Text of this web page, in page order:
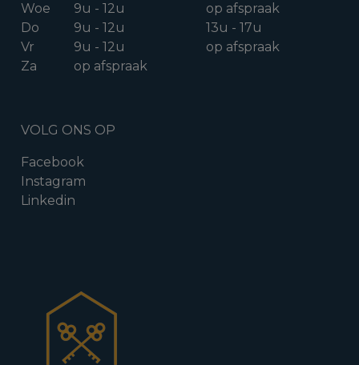
Woe
9u - 12u
op afspraak
Do
9u - 12u
13u - 17u
Vr
9u - 12u
op afspraak
Za
op afspraak
VOLG ONS OP
Facebook
Instagram
Linkedin